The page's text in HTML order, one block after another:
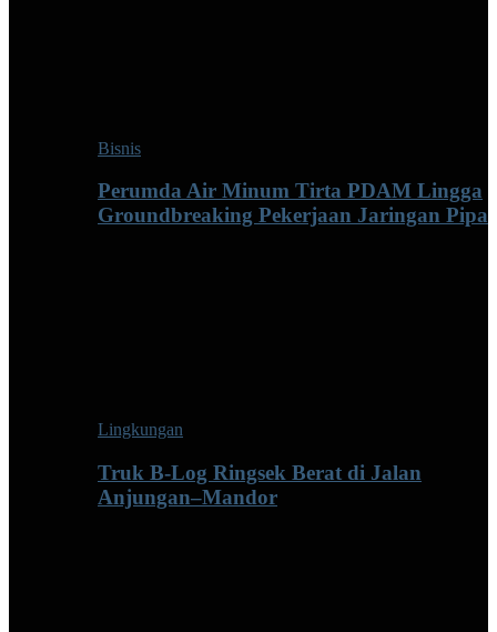
Bisnis
Perumda Air Minum Tirta PDAM Lingga
Groundbreaking Pekerjaan Jaringan Pipa
Lingkungan
Truk B-Log Ringsek Berat di Jalan
Anjungan–Mandor